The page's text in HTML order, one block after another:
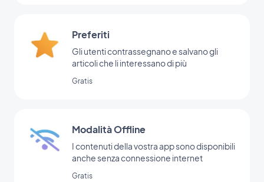
Preferiti
Gli utenti contrassegnano e salvano gli
articoli che li interessano di più
Gratis
Modalità Offline
I contenuti della vostra app sono disponibili
anche senza connessione internet
Gratis